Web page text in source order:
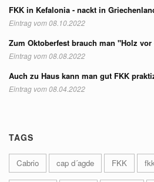
FKK in Kefalonia - nackt in
Eintrag vom 08.10.2022
Zum Oktoberfest brauch man "Holz
Eintrag vom 08.08.2022
Auch zu Haus kann man gut FKK
Eintrag vom 08.04.2022
TAGS
Cabrio cap d´agde FKK